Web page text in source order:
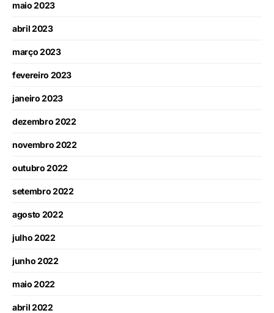
maio 2023
abril 2023
março 2023
fevereiro 2023
janeiro 2023
dezembro 2022
novembro 2022
outubro 2022
setembro 2022
agosto 2022
julho 2022
junho 2022
maio 2022
abril 2022